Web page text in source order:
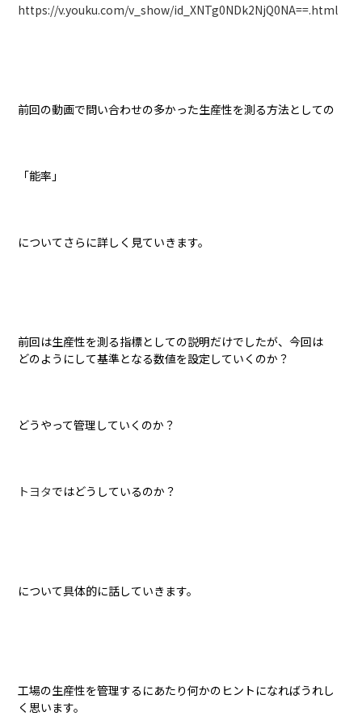
https://v.youku.com/v_show/id_XNTg0NDk2NjQ0NA==.html
前回の動画で問い合わせの多かった生産性を測る方法としての
「能率」
についてさらに詳しく見ていきます。
前回は生産性を測る指標としての説明だけでしたが、今回は
どのようにして基準となる数値を設定していくのか？
どうやって管理していくのか？
トヨタではどうしているのか？
について具体的に話していきます。
工場の生産性を管理するにあたり何かのヒントになればうれし
く思います。